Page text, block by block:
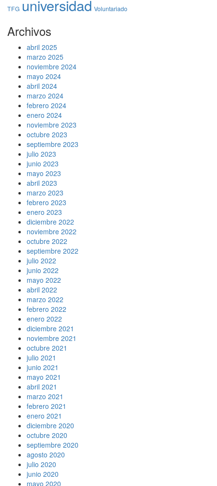
TFG universidad Voluntariado
Archivos
abril 2025
marzo 2025
noviembre 2024
mayo 2024
abril 2024
marzo 2024
febrero 2024
enero 2024
noviembre 2023
octubre 2023
septiembre 2023
julio 2023
junio 2023
mayo 2023
abril 2023
marzo 2023
febrero 2023
enero 2023
diciembre 2022
noviembre 2022
octubre 2022
septiembre 2022
julio 2022
junio 2022
mayo 2022
abril 2022
marzo 2022
febrero 2022
enero 2022
diciembre 2021
noviembre 2021
octubre 2021
julio 2021
junio 2021
mayo 2021
abril 2021
marzo 2021
febrero 2021
enero 2021
diciembre 2020
octubre 2020
septiembre 2020
agosto 2020
julio 2020
junio 2020
mayo 2020